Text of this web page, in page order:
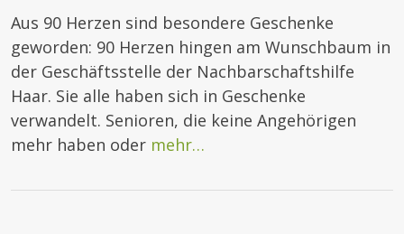
Aus 90 Herzen sind besondere Geschenke
geworden: 90 Herzen hingen am Wunschbaum in
der Geschäftsstelle der Nachbarschaftshilfe
Haar. Sie alle haben sich in Geschenke
verwandelt. Senioren, die keine Angehörigen
mehr haben oder mehr…